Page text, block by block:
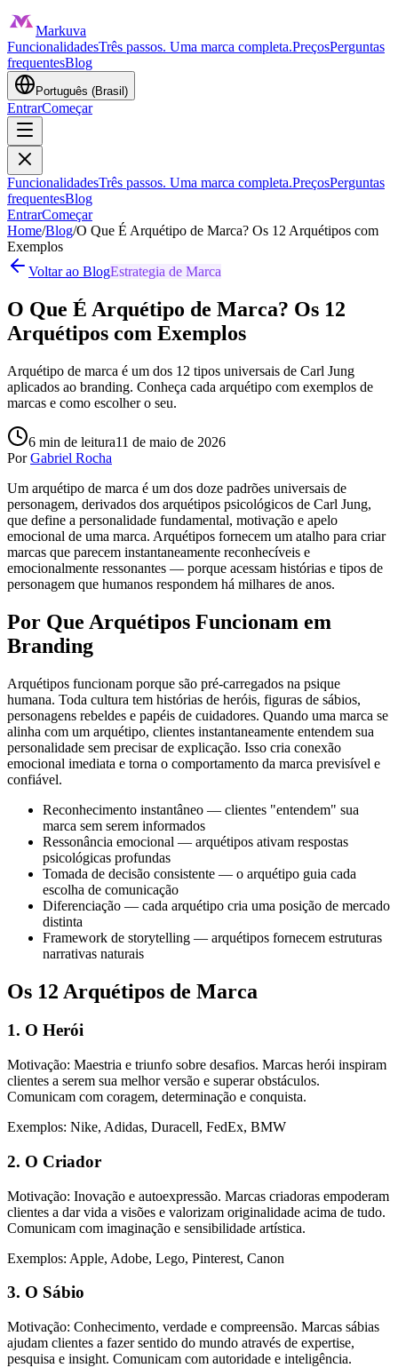
Markuva
FuncionalidadesTrês passos. Uma marca completa.PreçosPerguntas
frequentesBlog
Português (Brasil)
EntrarComeçar
FuncionalidadesTrês passos. Uma marca completa.PreçosPerguntas
frequentesBlog
EntrarComeçar
Home/Blog/O Que É Arquétipo de Marca? Os 12 Arquétipos com
Exemplos
Voltar ao BlogEstrategia de Marca
O Que É Arquétipo de Marca? Os 12
Arquétipos com Exemplos
Arquétipo de marca é um dos 12 tipos universais de Carl Jung
aplicados ao branding. Conheça cada arquétipo com exemplos de
marcas e como escolher o seu.
6 min de leitura11 de maio de 2026
Por Gabriel Rocha
Um arquétipo de marca é um dos doze padrões universais de
personagem, derivados dos arquétipos psicológicos de Carl Jung,
que define a personalidade fundamental, motivação e apelo
emocional de uma marca. Arquétipos fornecem um atalho para criar
marcas que parecem instantaneamente reconhecíveis e
emocionalmente ressonantes — porque acessam histórias e tipos de
personagem que humanos respondem há milhares de anos.
Por Que Arquétipos Funcionam em
Branding
Arquétipos funcionam porque são pré-carregados na psique
humana. Toda cultura tem histórias de heróis, figuras de sábios,
personagens rebeldes e papéis de cuidadores. Quando uma marca se
alinha com um arquétipo, clientes instantaneamente entendem sua
personalidade sem precisar de explicação. Isso cria conexão
emocional imediata e torna o comportamento da marca previsível e
confiável.
Reconhecimento instantâneo — clientes "entendem" sua
marca sem serem informados
Ressonância emocional — arquétipos ativam respostas
psicológicas profundas
Tomada de decisão consistente — o arquétipo guia cada
escolha de comunicação
Diferenciação — cada arquétipo cria uma posição de mercado
distinta
Framework de storytelling — arquétipos fornecem estruturas
narrativas naturais
Os 12 Arquétipos de Marca
1. O Herói
Motivação: Maestria e triunfo sobre desafios. Marcas herói inspiram
clientes a serem sua melhor versão e superar obstáculos.
Comunicam com coragem, determinação e conquista.
Exemplos: Nike, Adidas, Duracell, FedEx, BMW
2. O Criador
Motivação: Inovação e autoexpressão. Marcas criadoras empoderam
clientes a dar vida a visões e valorizam originalidade acima de tudo.
Comunicam com imaginação e sensibilidade artística.
Exemplos: Apple, Adobe, Lego, Pinterest, Canon
3. O Sábio
Motivação: Conhecimento, verdade e compreensão. Marcas sábias
ajudam clientes a fazer sentido do mundo através de expertise,
pesquisa e insight. Comunicam com autoridade e inteligência.